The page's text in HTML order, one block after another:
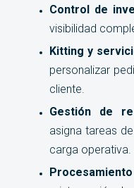
Control de
visibilidad
Kitting y
personalizar
cliente.
Gestión de
asigna tareas
carga operativa.